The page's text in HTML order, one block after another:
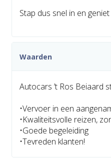
Stap dus snel in en
Waarden
Autocars ’t Ros Beiaard
•Vervoer in een
•Kwaliteitsvolle reizen,
•Goede begeleiding
•Tevreden klanten!